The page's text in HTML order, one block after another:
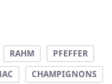
RAHM
PFEFFER
CHAMPIGNONS